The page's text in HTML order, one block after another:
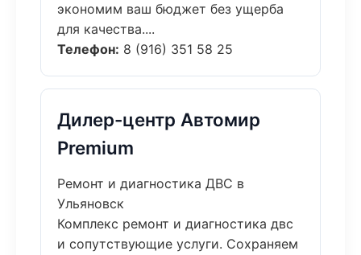
экономим ваш бюджет без ущерба
для качества....
Телефон: 8 (916) 351 58 25
Дилер-центр Автомир
Premium
Ремонт и диагностика ДВС в
Ульяновск
Комплекс ремонт и диагностика двс
и сопутствующие услуги. Сохраняем